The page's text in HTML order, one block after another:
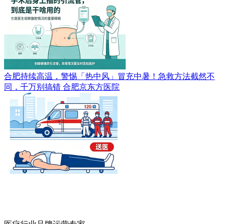
合肥持续高温，警惕「热中风」冒充中暑！急救方法截然不
同，千万别搞错 合肥京东方医院